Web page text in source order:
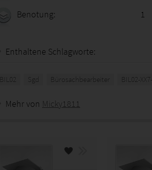
Benotung: 1
Enthaltene Schlagworte:
BIL02 Sgd Bürosachbearbeiter BIL02-
Mehr von Micky1811